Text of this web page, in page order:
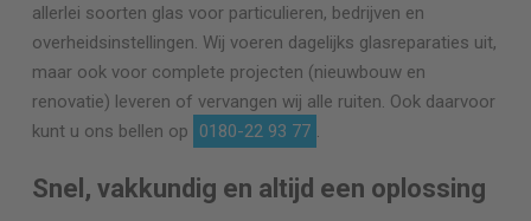
allerlei soorten glas voor particulieren, bedrijven en
overheidsinstellingen. Wij voeren dagelijks glasreparaties uit,
maar ook voor complete projecten (nieuwbouw en
renovatie) leveren of vervangen wij alle ruiten. Ook daarvoor
kunt u ons bellen op
0180-22 93 77 .
Snel, vakkundig en altijd een oplossing